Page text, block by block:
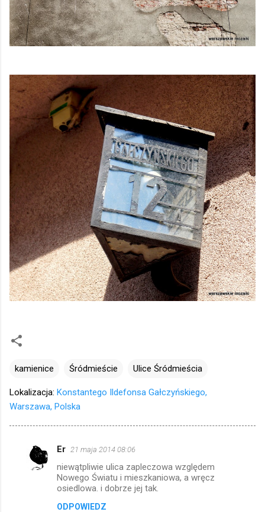
kamienice Śródmieście Ulice Śródmieścia
Lokalizacja: Konstantego Ildefonsa Gałczyńskiego,
Warszawa, Polska
Er 21 maja 2014 08:06
niewątpliwie ulica zapleczowa względem
Nowego Światu i mieszkaniowa, a wręcz
osiedlowa. i dobrze jej tak.
ODPOWIEDZ